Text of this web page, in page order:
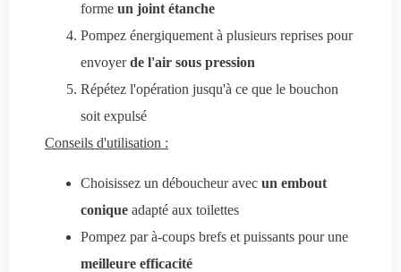
forme un joint étanche
Pompez énergiquement à plusieurs reprises pour
envoyerde l'air sous pression
Répétez l'opération jusqu'à ce que le bouchon
soit expulsé
Conseils d'utilisation :
Choisissez un déboucheur avec un embout
conique adapté aux toilettes
Pompez par à-coups brefs et puissants pour une
meilleure efficacité